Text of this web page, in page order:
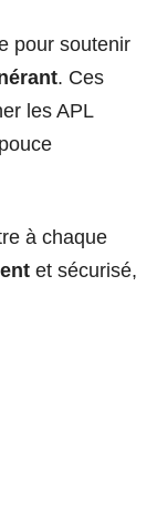
pour soutenir
. Ces
les APL
à chaque
et sécurisé,